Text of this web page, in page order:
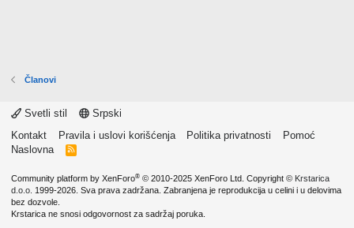
Članovi
Svetli stil
Srpski
Kontakt
Pravila i uslovi korišćenja Politika privatnosti
Pomoć
Naslovna
R
Community platform by XenForo® © 2010-2025 XenForo Ltd. Copyright © Krstarica
d.o.o. 1999-2026. Sva prava zadržana. Zabranjena je reprodukcija u celini i u delovima
bez dozvole.
Krstarica ne snosi odgovornost za sadržaj poruka.